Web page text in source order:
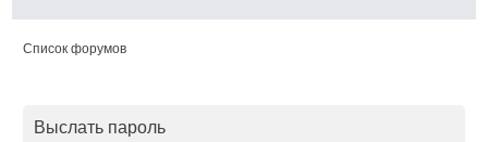
Список форумов
Выслать пароль